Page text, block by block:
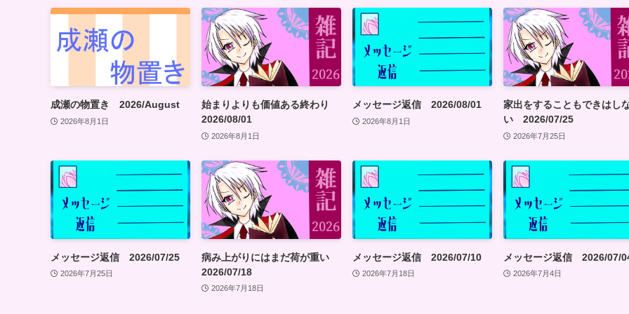
成瀬の物置き 2026/August
2026年8月1日
始まりよりも価値ある終わり
2026/08/01
2026年8月1日
メッセージ返信 2026/08/01
2026年8月1日
家出をすることもできはし
い 2026/07/25
2026年7月25日
メッセージ返信 2026/07/25
2026年7月25日
病み上がりにはまだ荷が重い
2026/07/18
2026年7月18日
メッセージ返信 2026/07/10
2026年7月18日
メッセージ返信 2026/07/
2026年7月4日